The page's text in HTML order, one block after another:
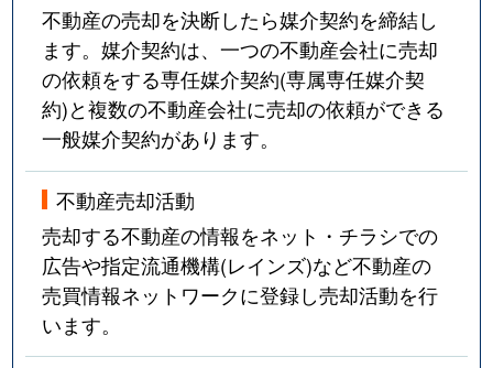
不動産の売却を決断したら媒介契約を締結し
ます。媒介契約は、一つの不動産会社に売却
の依頼をする専任媒介契約(専属専任媒介契
約)と複数の不動産会社に売却の依頼ができる
一般媒介契約があります。
不動産売却活動
売却する不動産の情報をネット・チラシでの
広告や指定流通機構(レインズ)など不動産の
売買情報ネットワークに登録し売却活動を行
います。